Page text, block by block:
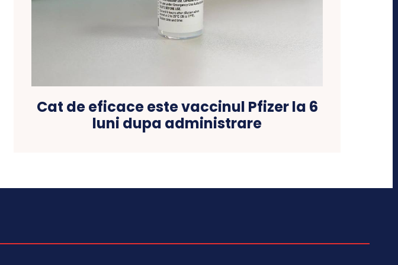
Cat de eficace este vaccinul Pfizer la 6
luni dupa administrare